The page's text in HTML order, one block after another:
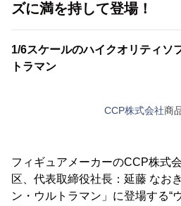
ズに満を持して登場！
1/6スケールのハイクオリティソ
トラマン
CCP株式会社商
フィギュアメーカーのCCP株式
区、代表取締役社長：延藤 なお
ン・ウルトラマン」に登場する“